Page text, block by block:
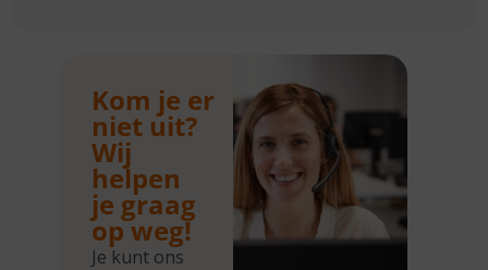
Kom je er
niet uit?
Wij
helpen
je graag
op weg!
Je kunt ons